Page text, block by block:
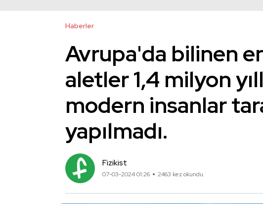
Haberler
Avrupa'da bilinen
aletler 1,4 milyon
modern insanlar
yapılmadı.
Fizikist
07-03-2024 01:26 2463 kez okundu.